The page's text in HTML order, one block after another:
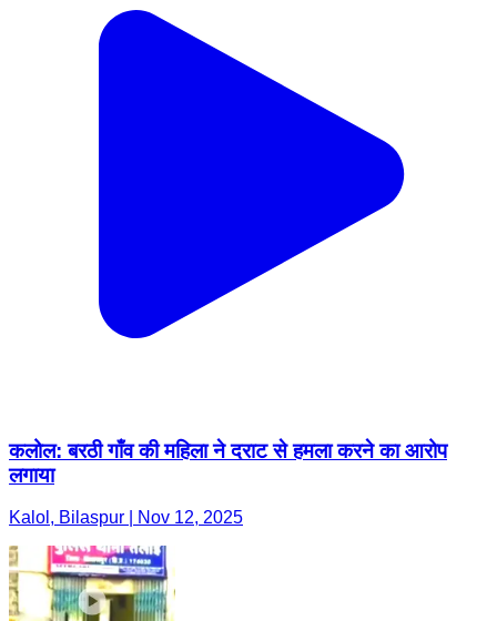
कलोल: बरठी गाँव की महिला ने दराट से हमला करने का आरोप
लगाया
Kalol, Bilaspur | Nov 12, 2025